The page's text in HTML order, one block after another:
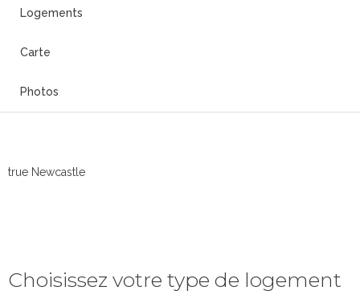
Logements
Carte
Photos
true Newcastle
Choisissez votre type de logement